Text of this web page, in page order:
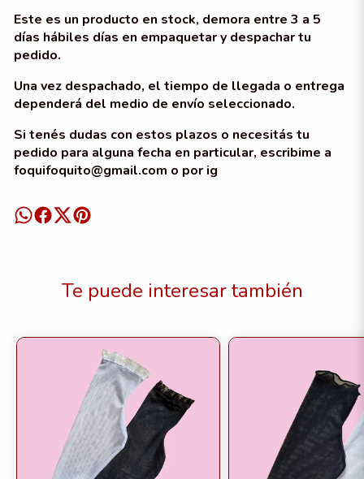
Este es un producto en stock, demora entre 3 a 5
días hábiles días en empaquetar y despachar tu
pedido.
Una vez despachado, el tiempo de llegada o entrega
dependerá del medio de envío seleccionado.
Si tenés dudas con estos plazos o necesitás tu
pedido para alguna fecha en particular, escribime a
foquifoquito@gmail.com o por ig
Te puede interesar también